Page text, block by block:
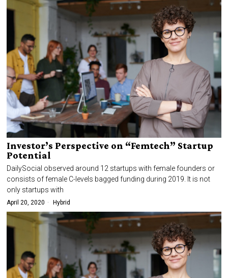
Investor’s Perspective on “Femtech” Startup
Potential
DailySocial observed around 12 startups with female founders or
consists of female C-levels bagged funding during 2019. It is not
only startups with
April 20, 2020 Hybrid